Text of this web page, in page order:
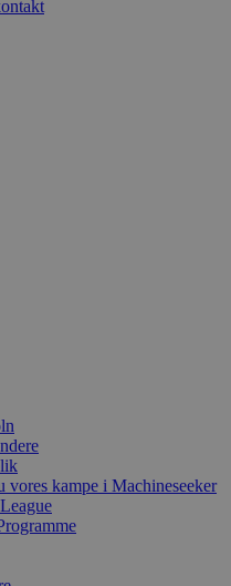
vores kampe i Machineseeker